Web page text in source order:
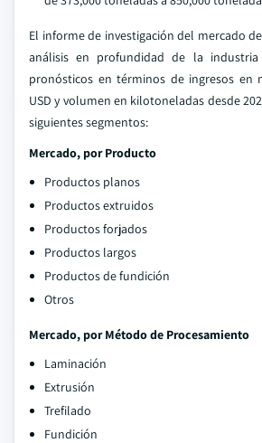
El informe de investigación del mercado
análisis en profundidad de la
pronósticos en términos de ingresos en
USD y volumen en kilotoneladas desde
siguientes segmentos:
Mercado, por Producto
Productos planos
Productos extruidos
Productos forjados
Productos largos
Productos de fundición
Otros
Mercado, por Método de Procesamiento
Laminación
Extrusión
Trefilado
Fundición